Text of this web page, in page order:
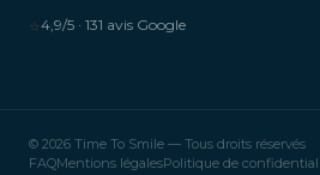
⭐4,9/5 · 131 avis Google
© 2026 Time To Smile — Tous droits réservés
FAQMentions légalesPolitique de